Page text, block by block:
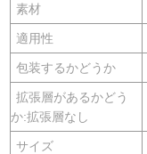
素材
適用性
包装するかどうか
拡張層があるかどう
か:拡張層なし
サイズ